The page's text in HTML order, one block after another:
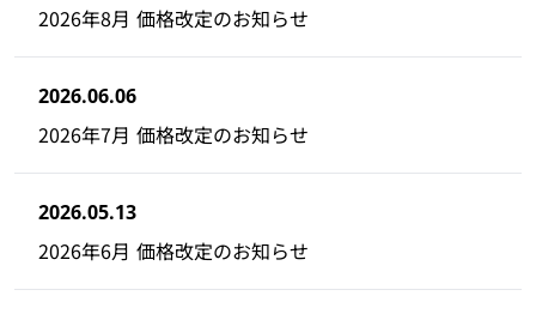
2026年8月 価格改定のお知らせ
2026.06.06
2026年7月 価格改定のお知らせ
2026.05.13
2026年6月 価格改定のお知らせ